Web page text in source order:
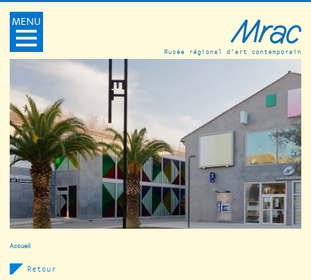
MENU
Musée régional d’art contemporain
Accueil
Retour